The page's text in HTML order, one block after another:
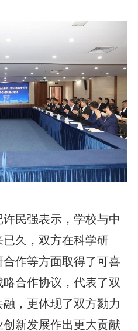
许民强表示，学校与中
久，双方在科学研
作等方面取得了可喜
合作协议，代表了双
，更体现了双方勠力
新发展作出更大贡献